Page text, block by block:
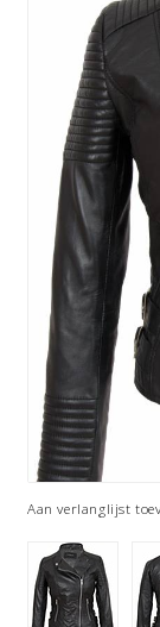
Aan verlanglijst